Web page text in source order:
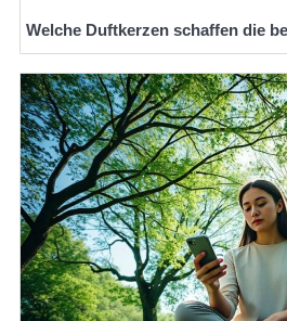
Welche Duftkerzen schaffen die